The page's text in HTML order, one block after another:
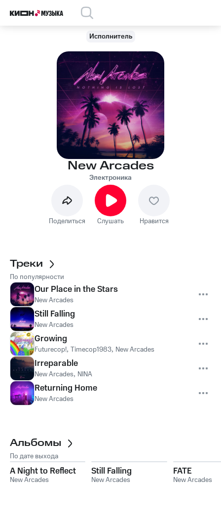
Исполнитель
New Arcades
Электроника
Поделиться Слушать Нравится
Треки
По популярности
Our Place in the Stars
New Arcades
Still Falling
New Arcades
Growing
Futurecop!, Timecop1983, New Arcades
Irreparable
New Arcades, NINA
Returning Home
New Arcades
Альбомы
По дате выхода
A Night to Reflect
New Arcades
Still Falling
New Arcades
FATE
New Arcades